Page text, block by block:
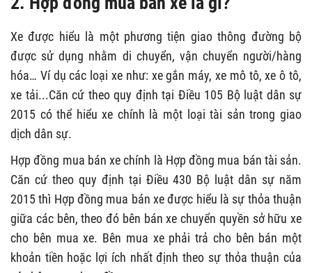
Xe được hiểu là một phương tiện giao thông đường bộ
được sử dụng nhằm di chuyển, vận chuyển người/hàng
hóa… Ví dụ các loại xe như: xe gắn máy, xe mô tô, xe ô tô,
xe tải...Căn cứ theo quy định tại Điều 105 Bộ luật dân sự
2015 có thể hiểu xe chính là một loại tài sản trong giao
dịch dân sự.
Hợp đồng mua bán xe chính là Hợp đồng mua bán tài sản.
Căn cứ theo quy định tại Điều 430 Bộ luật dân sự năm
2015 thì Hợp đồng mua bán xe được hiểu là sự thỏa thuận
giữa các bên, theo đó bên bán xe chuyển quyền sở hữu xe
cho bên mua xe. Bên mua xe phải trả cho bên bán một
khoản tiền hoặc lợi ích nhất định theo sự thỏa thuận của